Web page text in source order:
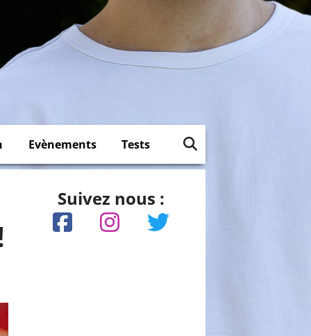
Evènements Tests
Suivez nous :